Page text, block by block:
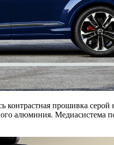
контрастная прошивка
алюминия. Медиасистема